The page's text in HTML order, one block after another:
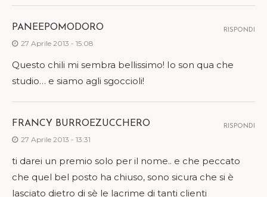
PANEEPOMODORO
27 Aprile 2013 - 15:08
Questo chili mi sembra bellissimo! Io son qua che
studio… e siamo agli sgoccioli!
RISPONDI
FRANCY BURROEZUCCHERO
27 Aprile 2013 - 13:31
ti darei un premio solo per il nome.. e che peccato
che quel bel posto ha chiuso, sono sicura che si è
lasciato dietro di sè le lacrime di tanti clienti
RISPONDI